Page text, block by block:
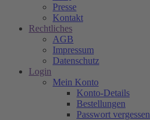
Presse
Kontakt
Rechtliches
AGB
Impressum
Datenschutz
Login
Mein Konto
Konto-Details
Bestellungen
Passwort vergessen